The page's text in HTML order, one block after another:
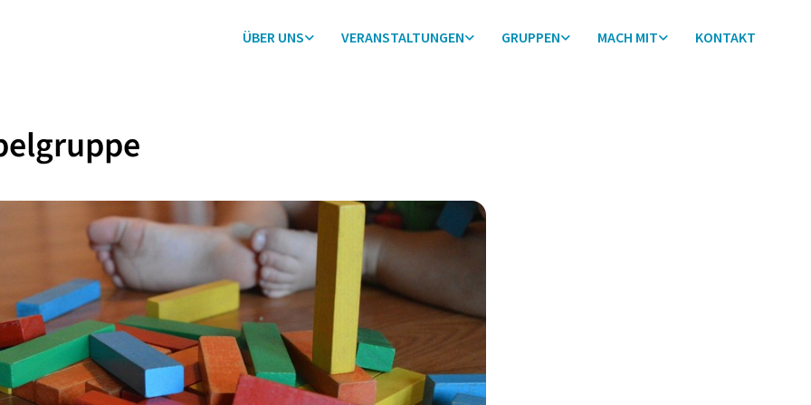
ÜBER UNS VERANSTALTUNGEN GRUPPEN MACH MIT KONTAKT